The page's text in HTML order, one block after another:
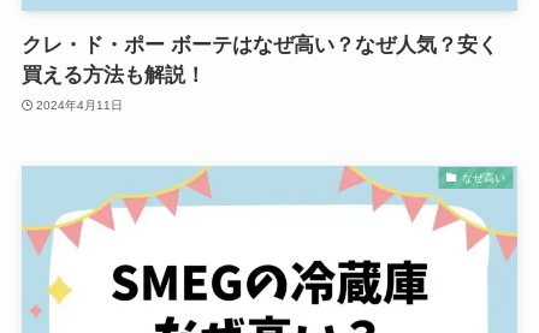
クレ・ド・ポー ボーテはなぜ高い？なぜ人気？安く
買える方法も解説！
2024年4月11日
なぜ高い